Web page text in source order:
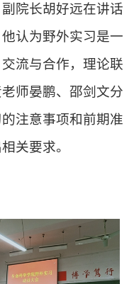
院长胡好远在讲话
他认为野外实习是一
流与合作，理论联
师晏鹏、邵剑文分
注意事项和前期准
关要求。